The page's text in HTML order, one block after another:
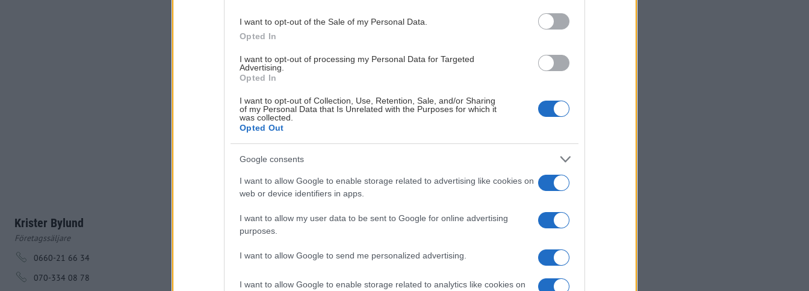
I want to opt-out of the Sale of my Personal Data.
Opted In
I want to opt-out of processing my Personal Data for Targeted
Advertising.
Opted In
I want to opt-out of Collection, Use, Retention, Sale, and/or Sharing
of my Personal Data that Is Unrelated with the Purposes for which it
was collected.
Opted Out
Google consents
I want to allow Google to enable storage related to advertising like cookies on
web or device identifiers in apps.
I want to allow my user data to be sent to Google for online advertising
purposes.
I want to allow Google to send me personalized advertising.
I want to allow Google to enable storage related to analytics like cookies on
Krister Bylund
Företagssäljare
0660-21 66 34
070-334 08 78